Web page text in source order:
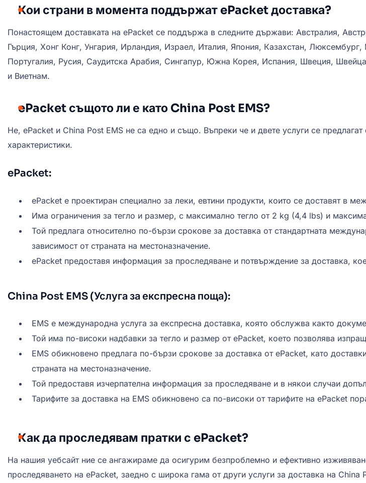
Кои страни в момента поддържат ePacket доставка?
Понастоящем доставката на ePacket се поддържа в следните държави: Австралия,
Гърция, Хонг Конг, Унгария, Ирландия, Израел, Италия, Япония, Казахстан,
Португалия, Русия, Саудитска Арабия, Сингапур, Южна Корея, Испания, Швеция,
и Виетнам.
ePacket същото ли е като China Post EMS?
Не, ePacket и China Post EMS не са едно и също. Въпреки че и двете услуги се
характеристики.
ePacket:
ePacket е проектиран специално за леки, евтини продукти, които се доставят в
Има ограничения за тегло и размер, с максимално тегло от 2 kg (4,4 lbs) и
Той предлага относително по-бързи срокове за доставка от стандартната
зависимост от страната на местоназначение.
ePacket предоставя информация за проследяване и потвърждение за доставка,
China Post EMS (Услуга за експресна поща):
EMS е международна услуга за експресна доставка, която обслужва както
Той има по-високи надбавки за тегло и размер от ePacket, което позволява
EMS обикновено предлага по-бързи срокове за доставка от ePacket, като
страната на местоназначение.
Той предоставя изчерпателна информация за проследяване и в някои случаи
Тарифите за доставка на EMS обикновено са по-високи от тарифите на ePacket
Как да проследявам пратки с ePacket?
На нашия уебсайт ние се ангажираме да осигурим безпроблемно и ефективно
проследяването на ePacket, заедно с широка гама от други услуги за доставка на